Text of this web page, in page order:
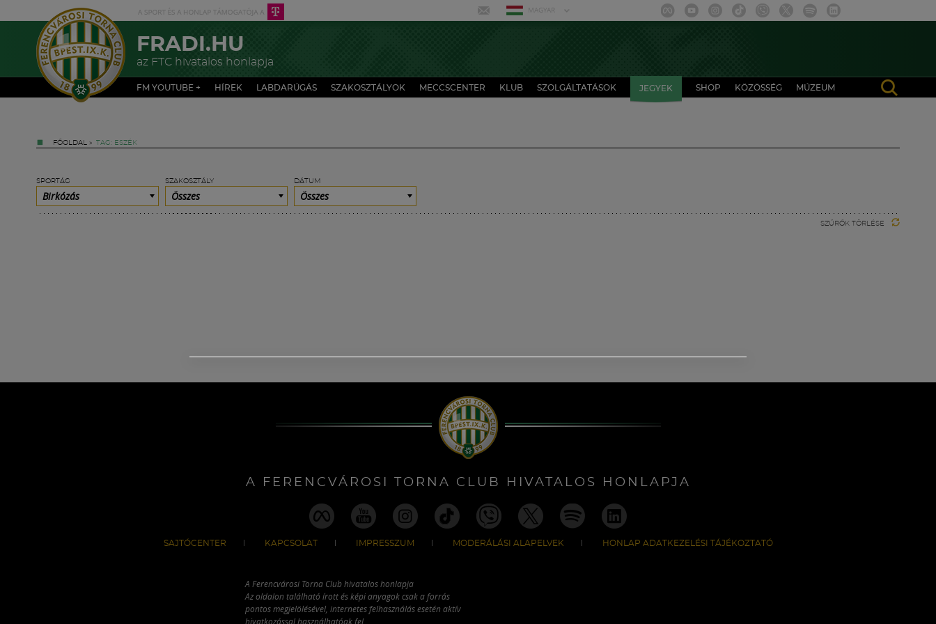
MAGYAR
FRADI.HU
az FTC hivatalos honlapja
FM YOUTUBE + HÍREK LABDARÚGÁS SZAKOSZTÁLYOK MECCSCENTER KLUB SZOLGÁLTATÁSOK JEGYEK SHOP KÖZÖSSÉG MÚZEUM
FŐOLDAL » TAG: ESZÉK
SPORTÁG
Birkózás
SZAKOSZTÁLY
Összes
DÁTUM
Összes
SZŰRŐK TÖRLÉSE
A FERENCVÁROSI TORNA CLUB HIVATALOS HONLAPJA
SAJTÓCENTER KAPCSOLAT IMPRESSZUM MODERÁLÁSI ALAPELVEK HONLAP ADATKEZELÉSI TÁJÉKOZTATÓ
A Ferencvárosi Torna Club hivatalos honlapja
Az oldalon található írott és képi anyagok csak a forrás
pontos megjelölésével, internetes felhasználás esetén aktív
hivatkozással használhatóak fel.